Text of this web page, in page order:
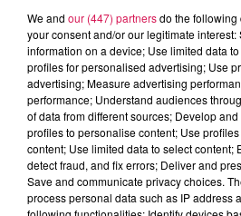
Le Parc Naturel Régional de
plan d’action de
lancé en 2018. Un
opérationnel, aujourd’hui ?
l’Avesnois et
bénéficier du fond
We and our (447) partnersdo the following
your consent and/or our legitimate interest:
information on a device; Use limited data
profiles for personalised advertising; Use
advertising; Measure advertising
performance; Understand audiences
of data from different sources; Develop
profiles to personalise content; Use
content; Use limited data to select content;
detect fraud, and fix errors; Deliver and
Save and communicate privacy choices.
process personal data such as IP address